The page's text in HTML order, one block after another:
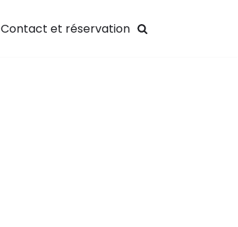
Contact et réservation